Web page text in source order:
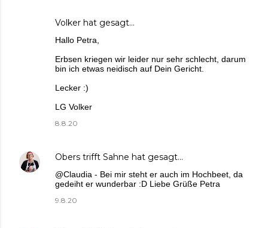
Volker hat gesagt…
Hallo Petra,
Erbsen kriegen wir leider nur sehr schlecht, darum
bin ich etwas neidisch auf Dein Gericht.
Lecker :)
LG Volker
8.8.20
Obers trifft Sahne hat gesagt…
@Claudia - Bei mir steht er auch im Hochbeet, da
gedeiht er wunderbar :D Liebe Grüße Petra
9.8.20